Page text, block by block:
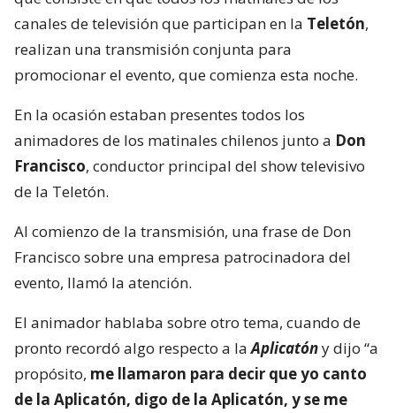
canales de televisión que participan en la Teletón,
realizan una transmisión conjunta para
promocionar el evento, que comienza esta noche.
En la ocasión estaban presentes todos los
animadores de los matinales chilenos junto a Don
Francisco, conductor principal del show televisivo
de la Teletón.
Al comienzo de la transmisión, una frase de Don
Francisco sobre una empresa patrocinadora del
evento, llamó la atención.
El animador hablaba sobre otro tema, cuando de
pronto recordó algo respecto a laAplicatóny dijo “a
propósito, me llamaron para decir que yo canto
de la Aplicatón, digo de la Aplicatón, y se me